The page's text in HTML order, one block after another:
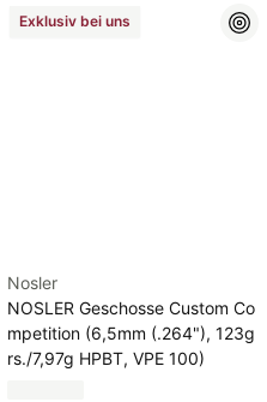
Exklusiv bei uns
Nosler
NOSLER Geschosse Custom Co
mpetition (6,5mm (.264"), 123g
rs./7,97g HPBT, VPE 100)